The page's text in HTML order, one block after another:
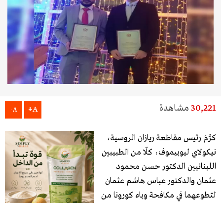
30,221 مشاهدة A+
A-
كرَّمَ رئيس مقاطعة ريازان الروسية،
نيكولاي ليوبيموف، كلّا من الطبيبين
اللبنانيين الدكتور حسن محمود
عثمان والدكتور عباس هاشم عثمان
لتطوعهما في مكافحة وباء كورونا من